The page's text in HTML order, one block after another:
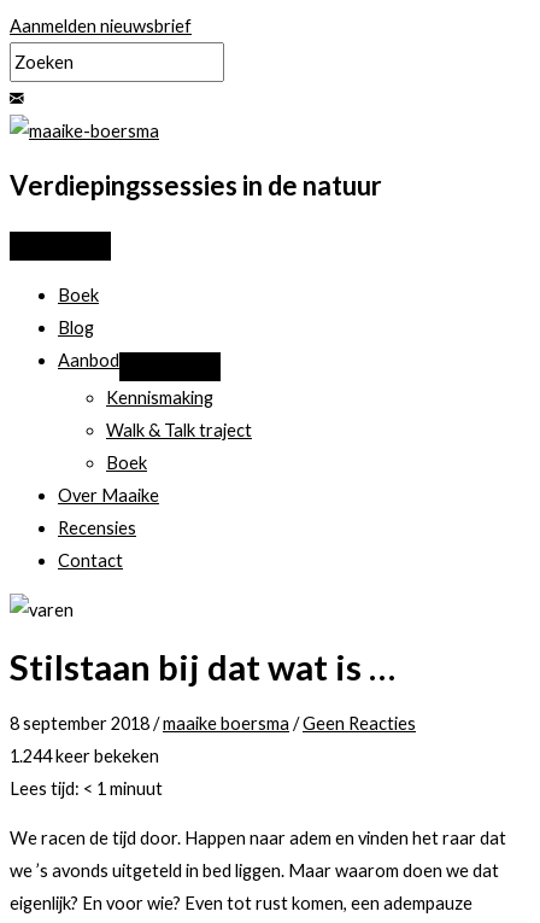
Ga
naar
de
inhoud
Aanmelden nieuwsbrief
Verdiepingssessies in de natuur
Boek
Blog
Aanbod
Kennismaking
Walk & Talk traject
Boek
Over Maaike
Recensies
Contact
Stilstaan bij dat wat is …
8 september 2018/maaike boersma /Geen Reacties
1.244 keer bekeken
Lees tijd: < 1 minuut
We racen de tijd door. Happen naar adem en vinden het raar dat
we ’s avonds uitgeteld in bed liggen. Maar waarom doen we dat
eigenlijk? En voor wie? Even tot rust komen, een adempauze